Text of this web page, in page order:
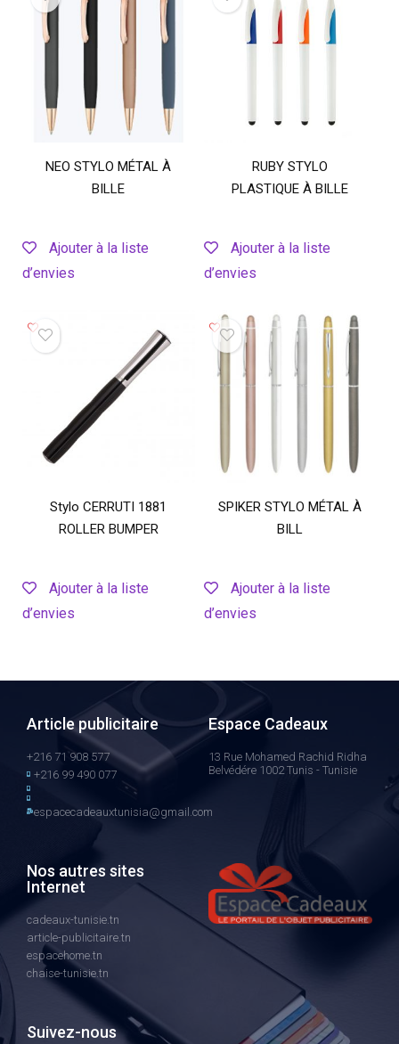
NEO STYLO MÉTAL À
BILLE
Ajouter à la liste
d’envies
RUBY STYLO
PLASTIQUE À BILLE
Ajouter à la liste
d’envies
Stylo CERRUTI 1881
ROLLER BUMPER
Ajouter à la liste
d’envies
SPIKER STYLO MÉTAL À
BILL
Ajouter à la liste
d’envies
Article publicitaire
+216 71 908 577
+216 99 490 077
espacecadeauxtunisia@gmail.com
Espace Cadeaux
13 Rue Mohamed Rachid Ridha
Belvédére 1002 Tunis - Tunisie
Nos autres sites
Internet
cadeaux-tunisie.tn
article-publicitaire.tn
espacehome.tn
chaise-tunisie.tn
Suivez-nous